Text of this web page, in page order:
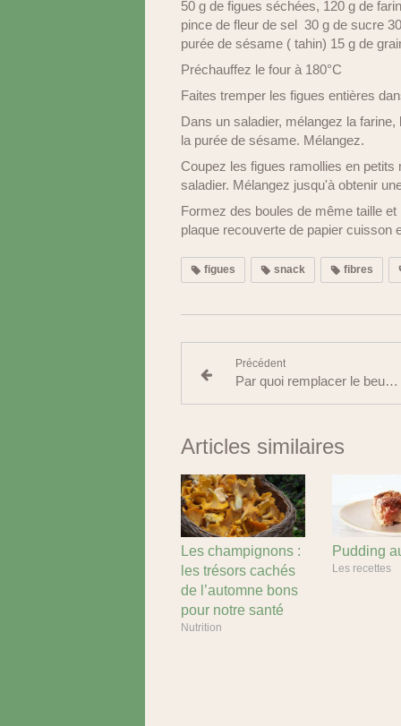
50 g de figues séchées, 120 g de
pince de fleur de sel 30 g de sucre
purée de sésame ( tahin) 15 g de
Préchauffez le four à 180°C
Faites tremper les figues entières
Dans un saladier, mélangez la
la purée de sésame. Mélangez.
Coupez les figues ramollies en
saladier. Mélangez jusqu'à obtenir
Formez des boules de même taille
plaque recouverte de papier cuisson
figues snack fibres
Précédent
Par quoi remplacer le beurre sur les tartines ?
Articles similaires
Les champignons :
les trésors cachés
de l’automne bons
pour notre santé
Nutrition
Pudding
Les recettes